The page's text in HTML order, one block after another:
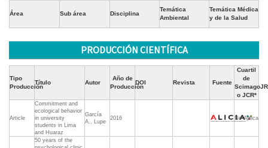
Área Sub área Disciplina
Temática
Ambiental
Temática Médica
y de la Salud
PRODUCCIÓN CIENTÍFICA
Tipo
Producción
Título Autor
Año de
Producción
DOI Revista Fuente
Cuartil
de
ScimagoJR
o JCR*
Article
Commitment and
ecological behavior
in university
students in Lima
and Huaraz
García
A., Lupe
2016 No Aplica
50 years of the